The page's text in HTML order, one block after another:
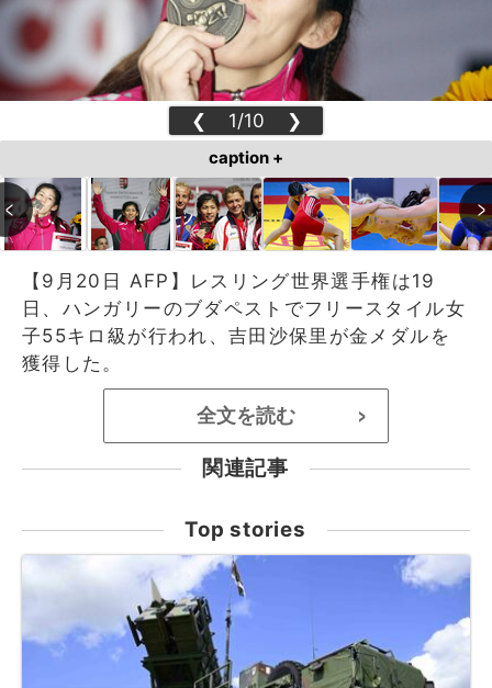
❮ 1/10 ❯
caption +
【9月20日 AFP】レスリング世界選手権は19
日、ハンガリーのブダペストでフリースタイル女
子55キロ級が行われ、吉田沙保里が金メダルを
獲得した。
全文を読む >
関連記事
Top stories